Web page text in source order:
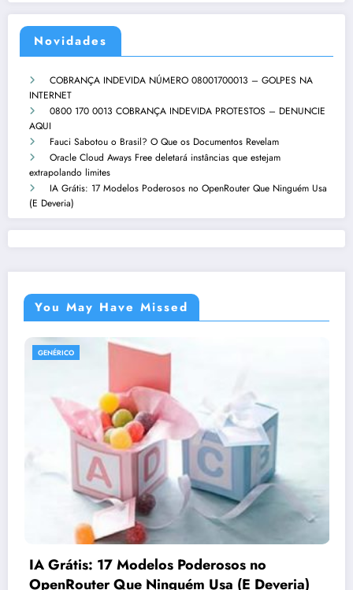
Novidades
COBRANÇA INDEVIDA NÚMERO 08001700013 – GOLPES NA
INTERNET
0800 170 0013 COBRANÇA INDEVIDA PROTESTOS – DENUNCIE
AQUI
Fauci Sabotou o Brasil? O Que os Documentos Revelam
Oracle Cloud Aways Free deletará instâncias que estejam
extrapolando limites
IA Grátis: 17 Modelos Poderosos no OpenRouter Que Ninguém Usa
(E Deveria)
You May Have Missed
GENÉRICO
Como o Google está matando o
Google e dando foco em
julho 30, 2026 Lider Tech